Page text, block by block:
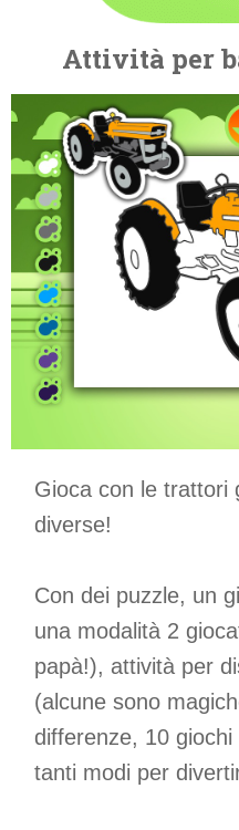
Attività per
Gioca con le trattori
diverse!
Con dei puzzle, un
una modalità 2
papà!), attività per
(alcune sono
differenze, 10
tanti modi per